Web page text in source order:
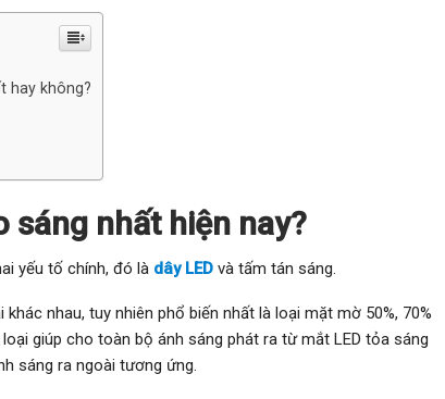
hay không?
sáng nhất hiện nay?
yếu tố chính, đó là dây LED và tấm tán sáng.
nhau, tuy nhiên phổ biến nhất là loại mặt mờ 50%, 70%
giúp cho toàn bộ ánh sáng phát ra từ mắt LED tỏa sáng
sáng ra ngoài tương ứng.